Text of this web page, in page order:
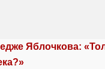
Яблочкова: